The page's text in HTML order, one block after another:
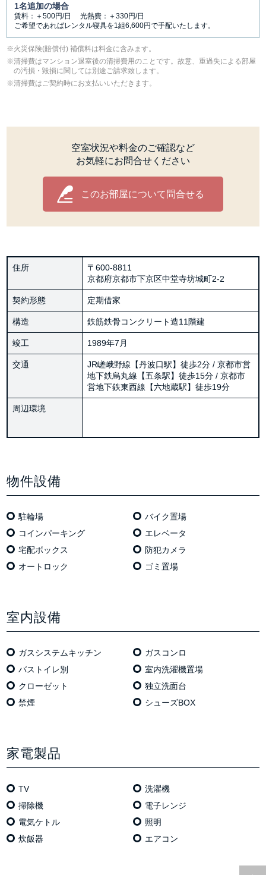
1名追加の場合
賃料：＋500円/日 光熱費：＋330円/日
ご希望であればレンタル寝具を1組6,600円で手配いたします。
⽕災保険(賠償付) 補償料は料⾦に含みます。
清掃費はマンション退室後の清掃費用のことです。故意、重過失による部屋
の汚損・毀損に関しては別途ご請求致します。
清掃費はご契約時にお支払いいただきます。
空室状況や料金のご確認など
お気軽にお問合せください
このお部屋について問合せる
住所
〒600-8811
京都府京都市下京区中堂寺坊城町2-2
契約形態 定期借家
構造 鉄筋鉄骨コンクリート造11階建
竣工 1989年7月
交通
JR嵯峨野線【丹波口駅】徒歩2分 / 京都市営
地下鉄烏丸線【五条駅】徒歩15分 / 京都市
営地下鉄東西線【六地蔵駅】徒歩19分
周辺環境
物件設備
駐輪場
バイク置場
コインパーキング
エレベータ
宅配ボックス
防犯カメラ
オートロック
ゴミ置場
室内設備
ガスシステムキッチン
ガスコンロ
バストイレ別
室内洗濯機置場
クローゼット
独⽴洗⾯台
禁煙
シューズBOX
家電製品
TV
洗濯機
掃除機
電⼦レンジ
電気ケトル
照明
炊飯器
エアコン